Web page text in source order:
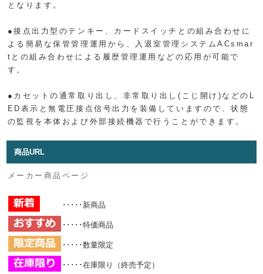
となります。
●接点出力型のテンキー、カードスイッチとの組み合わせに
よる簡易な保管管理運用から、入退室管理システムACsmar
tとの組み合わせによる履歴管理運用などの応用が可能で
す。
●カセットの通常取り出し、非常取り出し(こじ開け)などのL
ED表示と無電圧接点信号出力を装備していますので、状態
の監視を本体および外部接続機器で行うことができます。
商品URL
メーカー商品ページ
･････新商品
･････特価商品
･････数量限定
･････在庫限り（終売予定）